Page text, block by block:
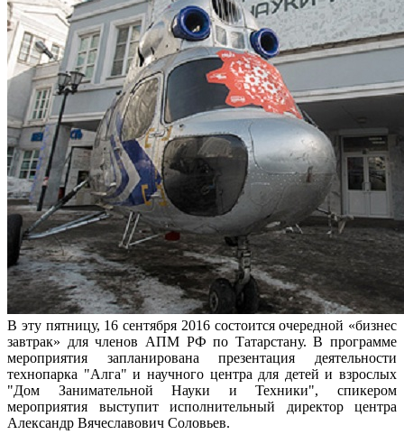
В эту пятницу, 16 сентября 2016 состоится очередной «бизнес
завтрак» для членов АПМ РФ по Татарстану. В программе
мероприятия запланирована презентация деятельности
технопарка "Алга" и научного центра для детей и взрослых
"Дом Занимательной Науки и Техники", спикером
мероприятия выступит исполнительный директор центра
Александр Вячеславович Соловьев.